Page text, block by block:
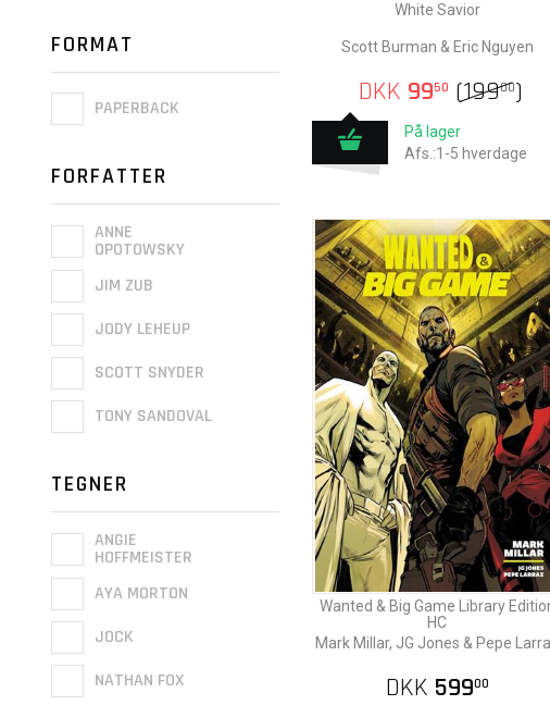
FORMAT
PAPERBACK
FORFATTER
ANNE
OPOTOWSKY
JIM ZUB
JODY LEHEUP
SCOTT SNYDER
TONY SANDOVAL
TEGNER
ANGIE
HOFFMEISTER
AYA MORTON
JOCK
NATHAN FOX
White Savior
Scott Burman & Eric Nguyen
DKK 9950 (19900)
På lager
Afs.:1-5 hverdage
Wanted & Big Game Library
HC
Mark Millar, JG Jones & Pepe
DKK 59900